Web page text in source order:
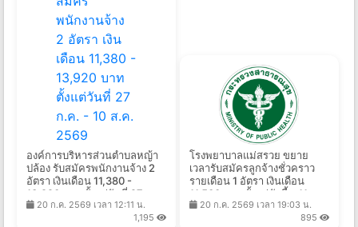
องค์การบริหารส่วนตำบลหญ้า
ปล้อง รับสมัครพนักงานจ้าง 2
อัตรา เงินเดือน 11,380 -
13,920 บาท ตั้งแต่วันที่ 27 ก.ค.
- 10 ส.ค. 2569
20 ก.ค. 2569 เวลา 12:11 น.
1,195
โรงพยาบาลแม่สรวย ขยาย
เวลารับสมัครลูกจ้างชั่วคราว
รายเดือน 1 อัตรา เงินเดือน
11,500 บาท ตั้งแต่บัดนี้ - 11
ส.ค. 2569
20 ก.ค. 2569 เวลา 19:03 น.
895